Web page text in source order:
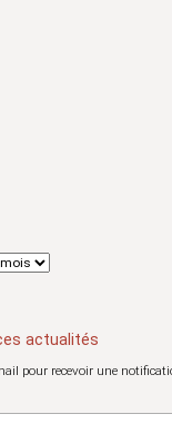
actualités
pour recevoir une